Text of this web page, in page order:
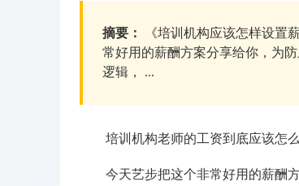
摘要：
《培训机构应该怎样设
常好用的薪酬方案分享给你，为
逻辑， ...
培训机构老师的工资到底应该怎
今天艺步把这个非常好用的薪酬方